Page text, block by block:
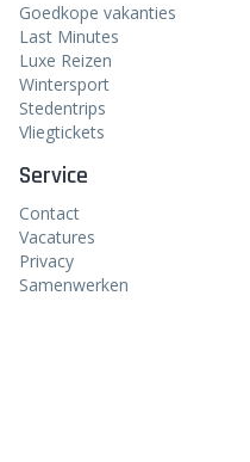
Goedkope vakanties
Last Minutes
Luxe Reizen
Wintersport
Stedentrips
Vliegtickets
Service
Contact
Vacatures
Privacy
Samenwerken